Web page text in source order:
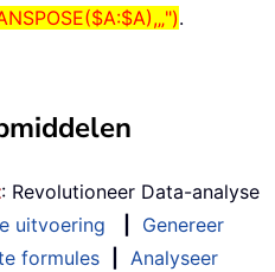
.
: Revolutioneer Data-analyse
uitvoering
Genereer
formules
Analyseer